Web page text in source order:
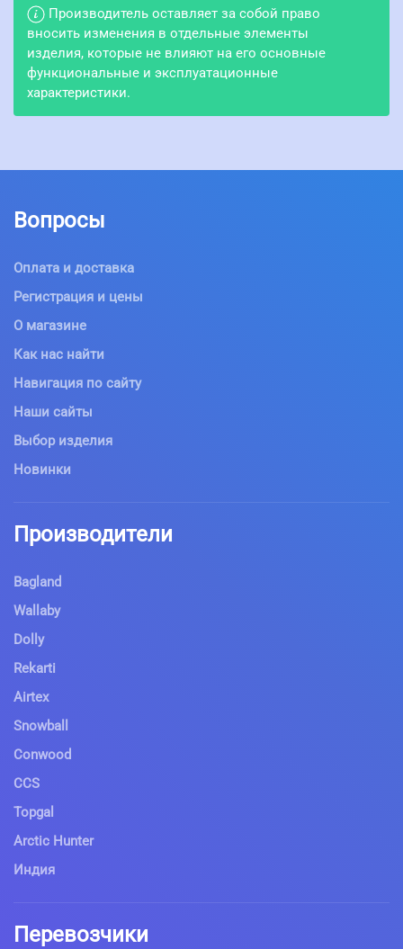
Производитель оставляет за собой право
вносить изменения в отдельные элементы
изделия, которые не влияют на его основные
функциональные и эксплуатационные
характеристики.
Вопросы
Оплата и доставка
Регистрация и цены
О магазине
Как нас найти
Навигация по сайту
Наши сайты
Выбор изделия
Новинки
Производители
Bagland
Wallaby
Dolly
Rekarti
Airtex
Snowball
Conwood
CCS
Topgal
Arctic Hunter
Индия
Перевозчики